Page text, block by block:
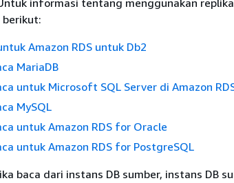
informasi tentang menggunakan
Amazon RDS untuk Db2
MariaDB
untuk Microsoft SQL Server di Amazon
MySQL
untuk Amazon RDS for Oracle
untuk Amazon RDS for PostgreSQL
baca dari instans DB sumber, instans DB